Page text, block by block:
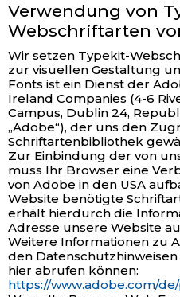
Verwendung von
Webschriftarten
Wir setzen Typekit-
zur visuellen Gestaltung
Fonts ist ein Dienst der
Ireland Companies (4-6
Campus, Dublin 24,
„Adobe“), der uns den
Schriftartenbibliothek
Zur Einbindung der von
muss Ihr Browser eine
von Adobe in den USA
Website benötigte
erhält hierdurch die
Adresse unsere Website
Weitere Informationen zu
den Datenschutzhinweisen
hier abrufen können:
https://www.adobe.com/